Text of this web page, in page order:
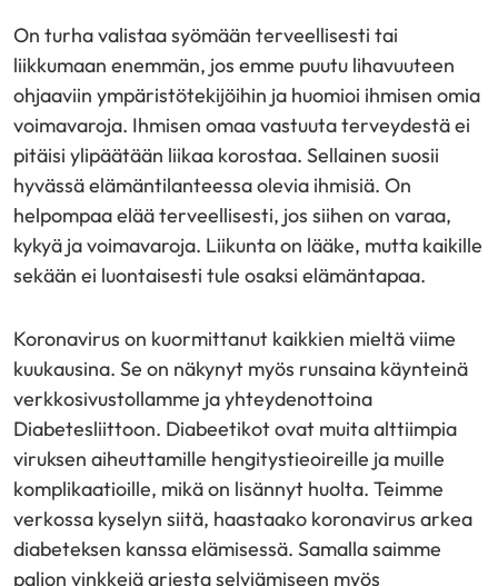
On turha valistaa syömään terveellisesti tai
liikkumaan enemmän, jos emme puutu lihavuuteen
ohjaaviin ympäristötekijöihin ja huomioi ihmisen omia
voimavaroja. Ihmisen omaa vastuuta terveydestä ei
pitäisi ylipäätään liikaa korostaa. Sellainen suosii
hyvässä elämäntilanteessa olevia ihmisiä. On
helpompaa elää terveellisesti, jos siihen on varaa,
kykyä ja voimavaroja. Liikunta on lääke, mutta kaikille
sekään ei luontaisesti tule osaksi elämäntapaa.
Koronavirus on kuormittanut kaikkien mieltä viime
kuukausina. Se on näkynyt myös runsaina käynteinä
verkkosivustollamme ja yhteydenottoina
Diabetesliittoon. Diabeetikot ovat muita alttiimpia
viruksen aiheuttamille hengitystieoireille ja muille
komplikaatioille, mikä on lisännyt huolta. Teimme
verkossa kyselyn siitä, haastaako koronavirus arkea
diabeteksen kanssa elämisessä. Samalla saimme
paljon vinkkejä arjesta selviämiseen myös